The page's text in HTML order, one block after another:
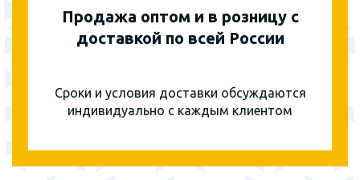
Продажа оптом и в розницу с
доставкой по всей России
Сроки и условия доставки обсуждаются
индивидуально с каждым клиентом